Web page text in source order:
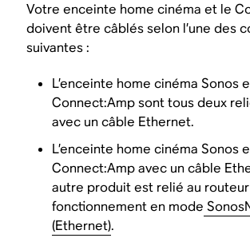
Votre enceinte home cinéma et le
doivent être câblés selon l’une des
suivantes :
L’enceinte home cinéma Sonos
Connect:Amp sont tous deux
avec un câble Ethernet.
L’enceinte home cinéma Sonos
Connect:Amp avec un câble
autre produit est relié au
fonctionnement en mode
(Ethernet).